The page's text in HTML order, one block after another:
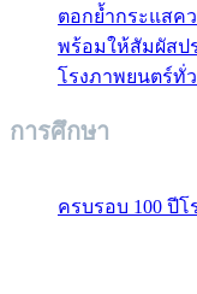
ตอกย้ำกระแสค
พร้อมให้สัมผัสป
โรงภาพยนตร์ทั่
การศึกษา
ครบรอบ 100 ปีโ